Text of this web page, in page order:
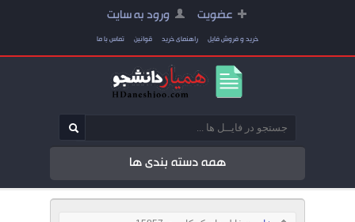
عضویت ورود به سایت
خرید و فروش فایل راهنمای خرید قوانین تماس با ما
همه دسته بندی ها